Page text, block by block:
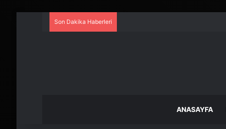
Son Dakika Haberleri
ANASAYFA